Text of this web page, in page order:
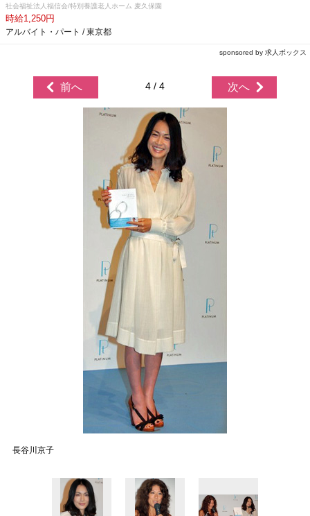
社会福祉法人福信会/特別養護老人ホーム 麦久保園
時給1,250円
アルバイト・パート / 東京都
sponsored by 求人ボックス
前へ 4 / 4 次へ
長谷川京子